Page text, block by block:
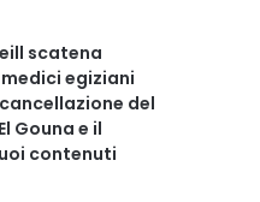
scatena
egiziani
del
Gouna e il
contenuti